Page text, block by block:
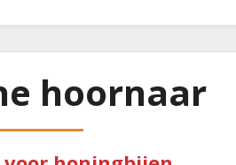
hoornaar